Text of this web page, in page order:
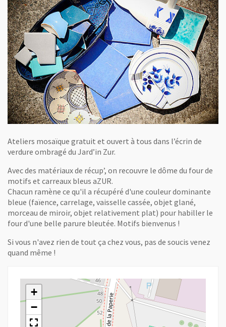
Ateliers mosaïque gratuit et ouvert à tous dans l’écrin de
verdure ombragé du Jard’in Zur.
Avec des matériaux de récup’, on recouvre le dôme du four de
motifs et carreaux bleus aZUR.
Chacun ramène ce qu'il a récupéré d'une couleur dominante
bleue (faïence, carrelage, vaisselle cassée, objet glané,
morceau de miroir, objet relativement plat) pour habiller le
four d'une belle parure bleutée. Motifs bienvenus !
Si vous n'avez rien de tout ça chez vous, pas de soucis venez
quand même !
+
−